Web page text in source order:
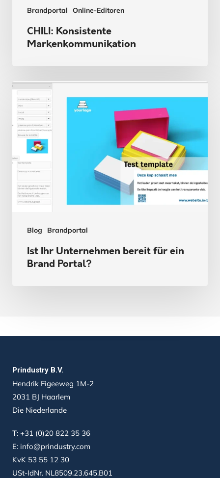
Brandportal Online-Editoren
CHILI: Konsistente
Markenkommunikation
Blog Brandportal
Ist
Ihr
Unternehmen
bereit
ein
Portal?
Ist Ihr Unternehmen bereit für ein
Brand Portal?
Prindustry B.V.
Hendrik Figeeweg 1M-2
2031 BJ Haarlem
Die Niederlande
T: +31 (0)20 822 35 36
E: info@prindustry.com
KvK 53 55 12 30
USt-IdNr. NL8509.23.645.B01